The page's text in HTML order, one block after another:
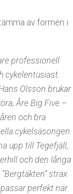
av formen i
professionell
cykelentusiast.
Olsson brukar
Åre Big Five –
och bra
cykelsäsongen.
upp till Tegefjäll,
och den långa
strax
perfekt när